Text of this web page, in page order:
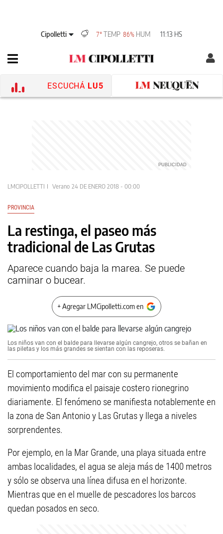
Cipolletti 7° TEMP 86% HUM 11:13 HS
ESCUCHÁ LU5
LMCIPOLLETTI Verano 24 DE ENERO 2018 - 00:00
PROVINCIA
La restinga, el paseo más
tradicional de Las Grutas
Aparece cuando baja la marea. Se puede
caminar o bucear.
+ Agregar LMCipolletti.com en
Los niños van con el balde para llevarse algún cangrejo, otros se bañan en
las piletas y los más grandes se sientan con las reposeras.
El comportamiento del mar con su permanente
movimiento modifica el paisaje costero rionegrino
diariamente. El fenómeno se manifiesta notablemente en
la zona de San Antonio y Las Grutas y llega a niveles
sorprendentes.
Por ejemplo, en la Mar Grande, una playa situada entre
ambas localidades, el agua se aleja más de 1400 metros
y sólo se observa una línea difusa en el horizonte.
Mientras que en el muelle de pescadores los barcos
quedan posados en seco.